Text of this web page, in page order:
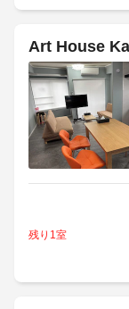
Art House
残り1室